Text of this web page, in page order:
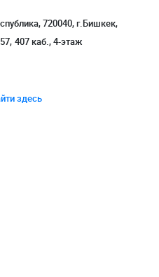
720040, г.Бишкек,
407 каб., 4-этаж
здесь